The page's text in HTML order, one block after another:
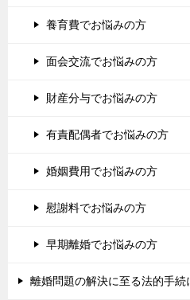
養育費でお悩みの方
面会交流でお悩みの方
財産分与でお悩みの方
有責配偶者でお悩みの方
婚姻費用でお悩みの方
慰謝料でお悩みの方
早期離婚でお悩みの方
離婚問題の解決に至る法的手続